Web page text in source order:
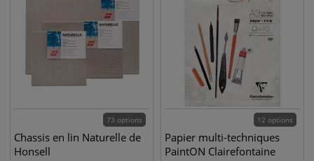
73 options
Chassis en lin Naturelle de
Honsell
12 options
Papier multi-techniques
PaintON Clairefontaine